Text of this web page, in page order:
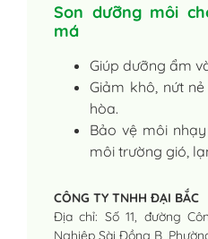
Son dưỡng môi
má
Giúp dưỡng ẩm
Giảm khô, nứt
hòa.
Bảo vệ môi
môi trường gió,
CÔNG TY TNHH ĐẠI BẮC
Địa chỉ: Số 11, đường
Nghiệp Sài Đồng B,